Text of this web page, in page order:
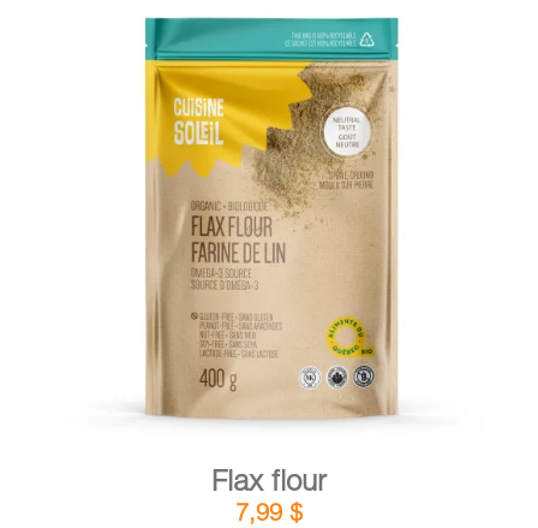
ADD TO CART DETAILS
Flax flour
7,99 $